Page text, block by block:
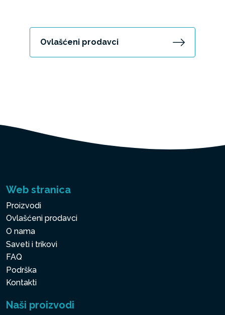
Ovlašćeni prodavci
Web stranica
Proizvodi
Ovlašćeni prodavci
O nama
Saveti i trikovi
FAQ
Podrška
Kontakti
Naši proizvodi